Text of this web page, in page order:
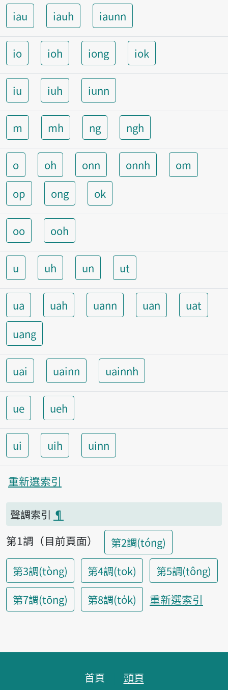
iau iauh iaunn
io ioh iong iok
iu iuh iunn
m mh ng ngh
o oh onn onnh
om
op
ong ok
oo ooh
u uh un ut
ua uah uann uan
uat
uang
uai uainn uainnh
ue ueh
ui uih uinn
重新選索引
聲調索引 ¶
第1調（目前頁面）
第2調(tóng)
第3調(tòng)
第4調(tok)
第5調(tông)
第7調(tōng)
第8調(to̍k) 重新選索引
首頁 頭頁